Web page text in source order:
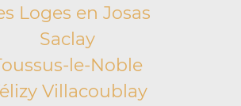
Loges en Josas
Saclay
le-Noble
Villacoublay